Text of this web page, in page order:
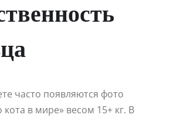
часто появляются фото
в мире» весом 15+ кг. В